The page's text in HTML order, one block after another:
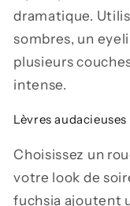
dramatique.
sombres, un
plusieurs
intense.
Lèvres audacieuses
Choisissez un
votre look de
fuchsia ajoutent